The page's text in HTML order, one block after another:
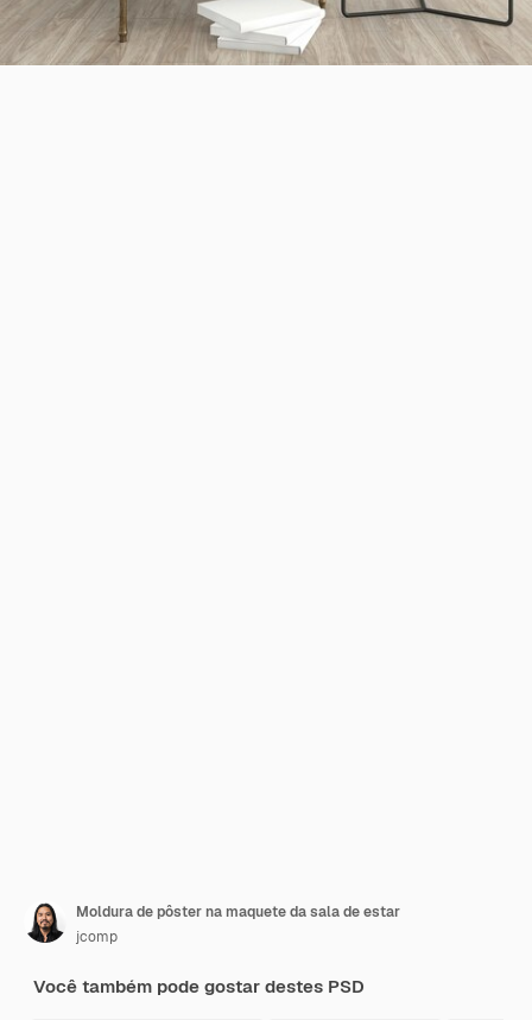
Moldura de pôster na maquete da sala de estar
jcomp
Você também pode gostar destes PSD